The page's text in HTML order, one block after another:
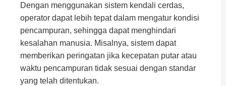
Dengan menggunakan sistem kendali cerdas,
operator dapat lebih tepat dalam mengatur kondisi
pencampuran, sehingga dapat menghindari
kesalahan manusia. Misalnya, sistem dapat
memberikan peringatan jika kecepatan putar atau
waktu pencampuran tidak sesuai dengan standar
yang telah ditentukan.